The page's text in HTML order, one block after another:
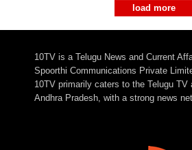
load more
10TV is a Telugu News and Current
Spoorthi Communications Private
10TV primarily caters to the Telugu TV
Andhra Pradesh, with a strong news